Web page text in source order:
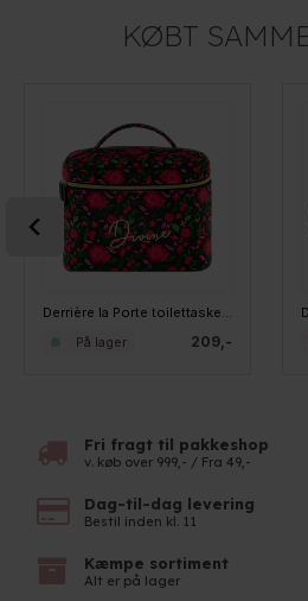
KØBT
Derrière la Porte toilettaske - Divine
209,-
På lager
Fri fragt til pakkeshop
v. køb over 999,- / Fra 49,-
Dag-til-dag levering
Bestil inden kl. 11
Kæmpe sortiment
Alt er på lager